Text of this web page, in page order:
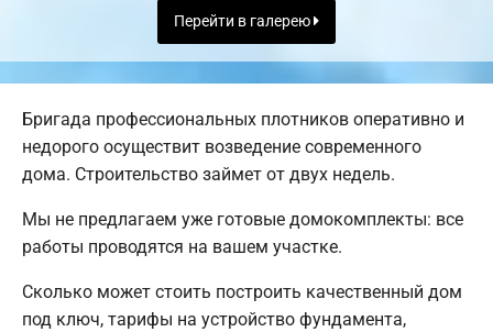
Перейти в галерею
Бригада профессиональных плотников оперативно и
недорого осуществит возведение современного
дома. Строительство займет от двух недель.
Мы не предлагаем уже готовые домокомплекты: все
работы проводятся на вашем участке.
Сколько может стоить построить качественный дом
под ключ, тарифы на устройство фундамента,